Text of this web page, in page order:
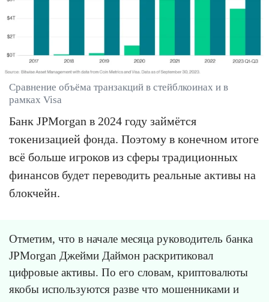
Сравнение объёма транзакций в стейблкоинах и в
рамках Visa
Банк JPMorgan в 2024 году займётся
токенизацией фонда. Поэтому в конечном итоге
всё больше игроков из сферы традиционных
финансов будет переводить реальные активы на
блокчейн.
Отметим, что в начале месяца руководитель банка
JPMorgan Джейми Даймон раскритиковал
цифровые активы. По его словам, криптовалюты
якобы используются разве что мошенниками и